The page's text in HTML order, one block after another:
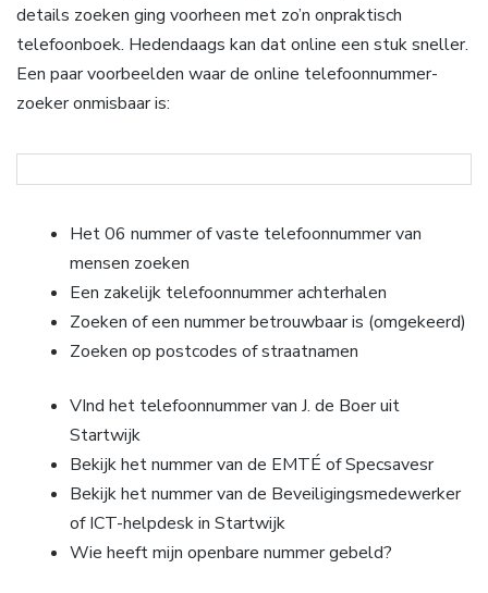
details zoeken ging voorheen met zo’n onpraktisch
telefoonboek. Hedendaags kan dat online een stuk sneller.
Een paar voorbeelden waar de online telefoonnummer-
zoeker onmisbaar is:
Het 06 nummer of vaste telefoonnummer van
mensen zoeken
Een zakelijk telefoonnummer achterhalen
Zoeken of een nummer betrouwbaar is (omgekeerd)
Zoeken op postcodes of straatnamen
VInd het telefoonnummer van J. de Boer uit
Startwijk
Bekijk het nummer van de EMTÉ of Specsavesr
Bekijk het nummer van de Beveiligingsmedewerker
of ICT-helpdesk in Startwijk
Wie heeft mijn openbare nummer gebeld?